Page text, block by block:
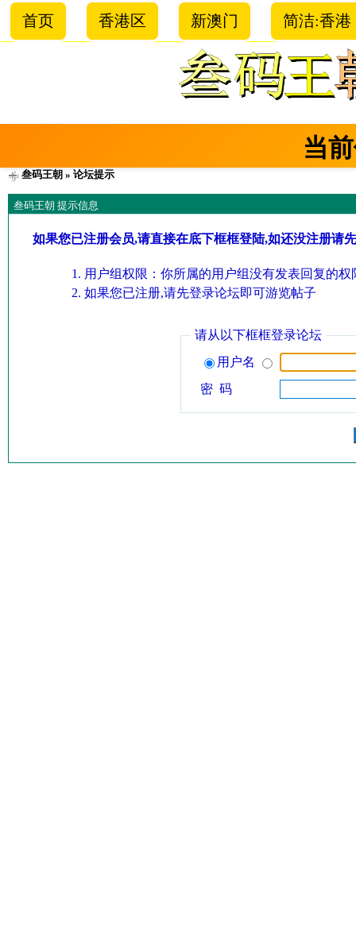
首页 香港区 新澳门 简洁:香港
当
叁码王朝 » 论坛提示
叁码王朝 提示信息
如果您已注册会员,请直接在底下框框登陆,如还没注册请
用户组权限：你所属的用户组没有发表回复的权
如果您已注册,请先登录论坛即可游览帖子
请从以下框框登录论坛
用户名
密 码